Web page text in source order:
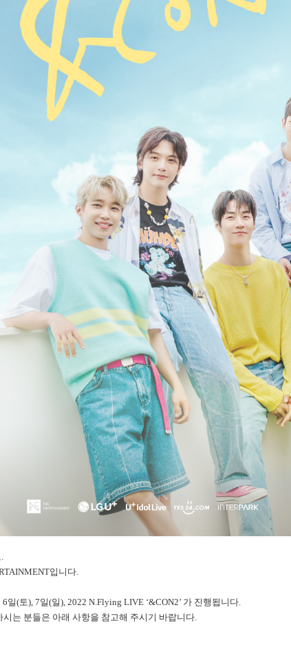
입니다.
일(토), 7일(일), 2022 N.Flying LIVE ‘&CON2’ 가 진행됩니다.
시는 분들은 아래 사항을 참고해 주시기 바랍니다.